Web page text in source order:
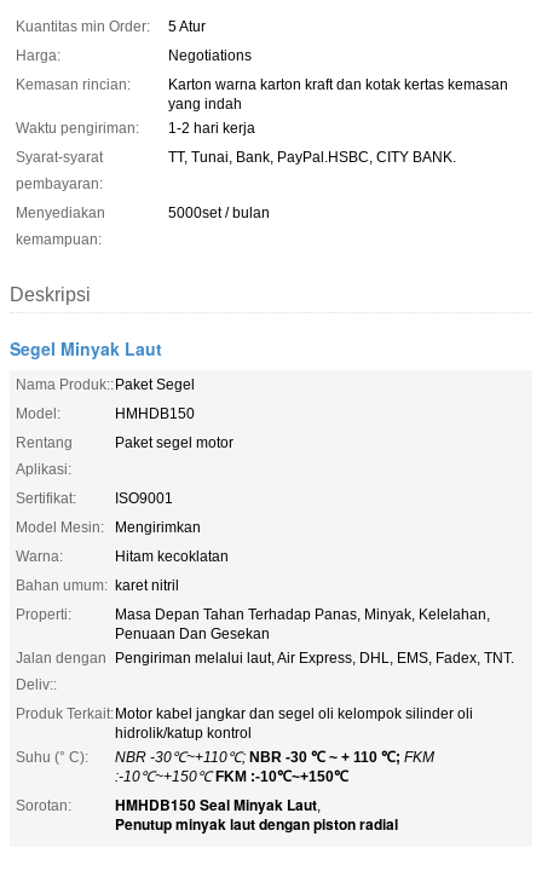
Kuantitas min Order:
5 Atur
Harga:
Negotiations
Kemasan rincian:
Karton warna karton kraft dan kotak kertas kemasan
yang indah
Waktu pengiriman:
1-2 hari kerja
Syarat-syarat
pembayaran:
TT, Tunai, Bank, PayPal.HSBC, CITY BANK.
Menyediakan
kemampuan:
5000set / bulan
Deskripsi
Segel Minyak Laut
Nama Produk::Paket Segel
Model:
HMHDB150
Rentang
Aplikasi:
Paket segel motor
Sertifikat:
ISO9001
Model Mesin:
Mengirimkan
Warna:
Hitam kecoklatan
Bahan umum: karet nitril
Properti:
Masa Depan Tahan Terhadap Panas, Minyak, Kelelahan,
Penuaan Dan Gesekan
Jalan dengan
Deliv::
Pengiriman melalui laut, Air Express, DHL, EMS, Fadex, TNT.
Produk Terkait:Motor kabel jangkar dan segel oli kelompok silinder oli
hidrolik/katup kontrol
Suhu (° C):
NBR -30℃~+110℃; NBR -30 ℃ ~ + 110 ℃; FKM
:-10℃~+150℃ FKM :-10℃~+150℃
Sorotan:
HMHDB150 Seal Minyak Laut,
Penutup minyak laut dengan piston radial